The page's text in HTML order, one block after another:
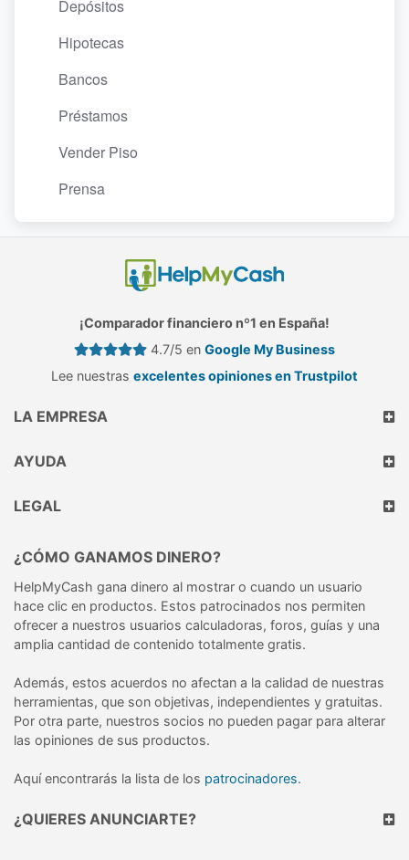
Depósitos
Hipotecas
Bancos
Préstamos
Vender Piso
Prensa
¡Comparador financiero nº1 en España!
4.7/5 en Google My Business
Lee nuestras excelentes opiniones en Trustpilot
LA EMPRESA
AYUDA
LEGAL
¿CÓMO GANAMOS DINERO?
HelpMyCash gana dinero al mostrar o cuando un usuario
hace clic en productos. Estos patrocinados nos permiten
ofrecer a nuestros usuarios calculadoras, foros, guías y una
amplia cantidad de contenido totalmente gratis.
Además, estos acuerdos no afectan a la calidad de nuestras
herramientas, que son objetivas, independientes y gratuitas.
Por otra parte, nuestros socios no pueden pagar para alterar
las opiniones de sus productos.
Aquí encontrarás la lista de los patrocinadores.
¿QUIERES ANUNCIARTE?